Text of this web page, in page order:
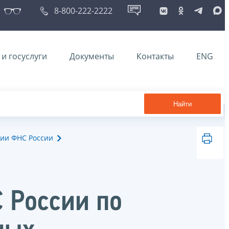
8-800-222-2222
госуслуги Документы Контакты ENG
Найти
ФНС России
по